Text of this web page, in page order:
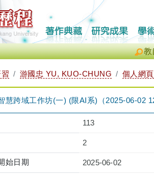
教
游國忠 YU, KUO-CHUNG 個人網頁
慧跨域工作坊(一) (限AI系)（2025-06-02
113
2
始日期 2025-06-02